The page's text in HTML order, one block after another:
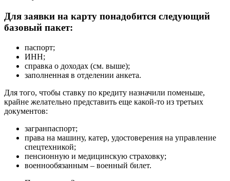
Для заявки на карту понадобится следующий
базовый пакет:
паспорт;
ИНН;
справка о доходах (см. выше);
заполненная в отделении анкета.
Для того, чтобы ставку по кредиту назначили поменьше,
крайне желательно представить еще какой-то из третьих
документов:
загранпаспорт;
права на машину, катер, удостоверения на управление
спецтехникой;
пенсионную и медицинскую страховку;
военнообязанным – военный билет.